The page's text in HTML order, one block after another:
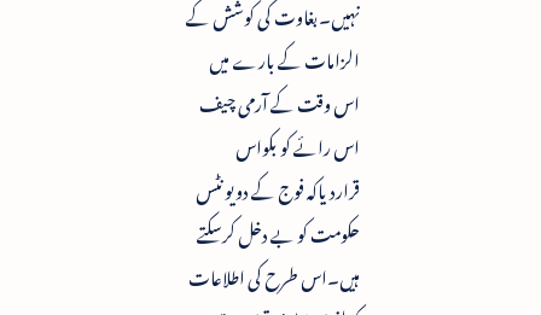
نہیں۔بغاوت کی کوشش کے
الزامات کے بارے میں
اس وقت کے آرمی چیف
اس رائے کو بکواس
قراردیاکہ فوج کے دویونٹس
حکومت کو بے دخل کرسکتے
ہیں۔اس طرح کی اطلاعات